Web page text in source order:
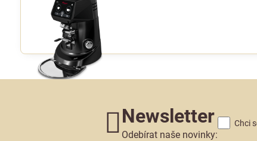
Newsletter
Odebírat naše novinky:
Chci